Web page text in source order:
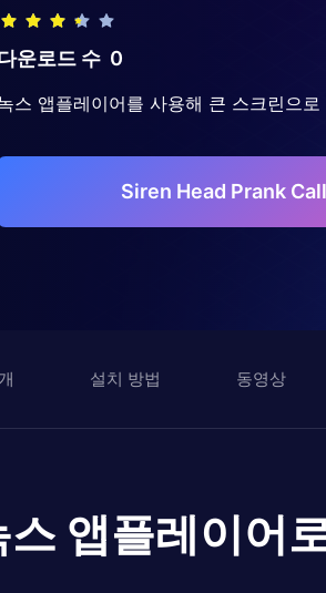
운로드 수 0
스 앱플레이어를 사용해 큰 스크린으
Siren Head Prank
설치 방법 동영상
스 앱플레이어